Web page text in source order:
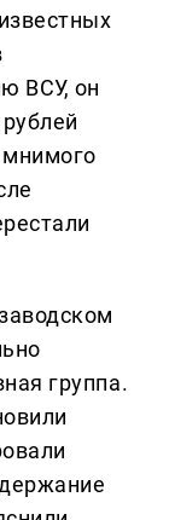
ВСУ, он
группа.